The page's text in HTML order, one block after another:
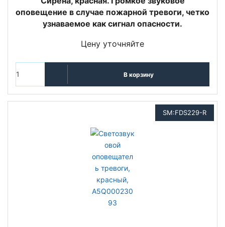
оповещение в случае пожарной тревоги, четко
узнаваемое как сигнал опасности.
Цену уточняйте
В корзину
SM:FDS229-R